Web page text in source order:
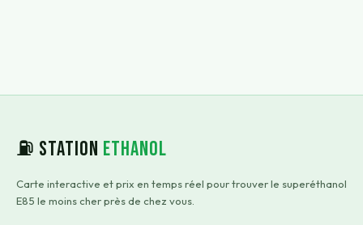
⛽ Station Ethanol
Carte interactive et prix en temps réel pour trouver le superéthanol
E85 le moins cher près de chez vous.